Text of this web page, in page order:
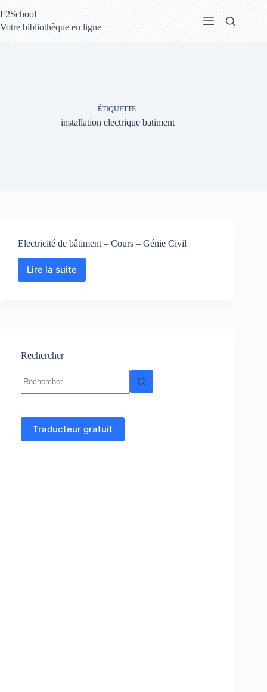
au
contenu
F2School
Votre bibliothèque en ligne
ÉTIQUETTE
installation electrique batiment
Electricité de bâtiment – Cours – Génie Civil
Lire la suite
Electricité
Civil
Rechercher
résultat
Traducteur gratuit